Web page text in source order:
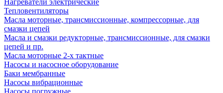
Нагреватели электрические
Тепловентиляторы
Масла моторные, трансмиссионные, компрессорные, для
смазки цепей
Масла и смазки редукторные, трансмиссионные, для смазки
цепей и пр.
Масла моторные 2-х тактные
Насосы и насосное оборудование
Баки мембранные
Насосы вибрационные
Насосы погружные